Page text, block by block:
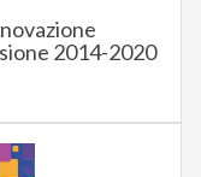
2014-2020